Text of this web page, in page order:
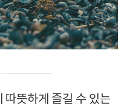
따뜻하게 즐길 수 있는